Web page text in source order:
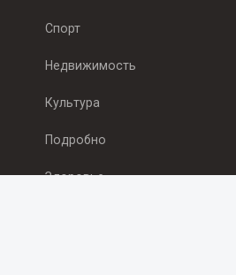
Спорт
Недвижимость
Культура
Подробно
Здоровье